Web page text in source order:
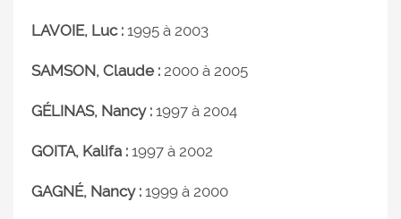
LAVOIE, Luc : 1995 à 2003
SAMSON, Claude : 2000 à 2005
GÉLINAS, Nancy : 1997 à 2004
GOITA, Kalifa : 1997 à 2002
GAGNÉ, Nancy : 1999 à 2000